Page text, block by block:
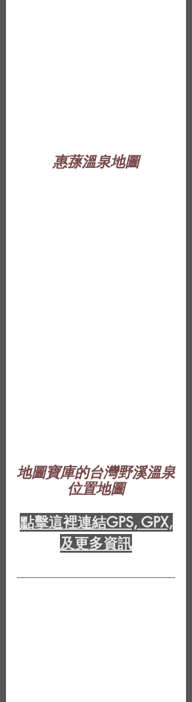
惠蓀溫泉地圖
地圖寶庫的台灣野溪溫泉
位置地圖
點擊這裡連結GPS, GPX,
及更多資訊